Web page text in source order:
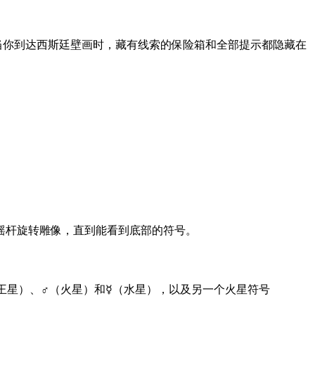
到达西斯廷壁画时，藏有线索的保险箱和全部提示都隐藏在
旋转雕像，直到能看到底部的符号。
星）、♂（火星）和☿（水星），以及另一个火星符号